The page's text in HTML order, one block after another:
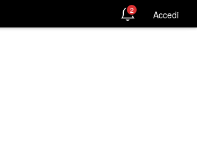
2 Accedi